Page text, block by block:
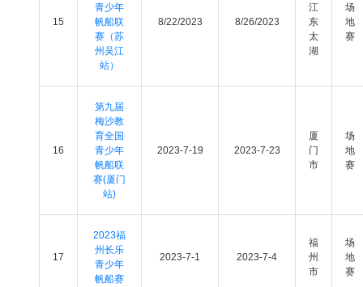
15
青少年
帆船联
赛（苏
州吴江
站）
8/22/2023 8/26/2023
江
东
太
湖
场
地
赛
16
第九届
梅沙教
育全国
青少年
帆船联
赛(厦门
站)
2023-7-19 2023-7-23
厦
门
市
场
地
赛
17
2023福
州长乐
青少年
帆船赛
2023-7-1 2023-7-4
福
州
市
场
地
赛